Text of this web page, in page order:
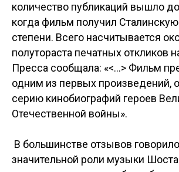
количество публикаций вышло
когда фильм получил
степени. Всего насчитывается
полутораста печатных откликов
Пресса сообщала: «<...> Фильм
одним из первых произведений,
серию кинобиографий героев
Отечественной войны».
В большинстве отзывов
значительной роли музыки